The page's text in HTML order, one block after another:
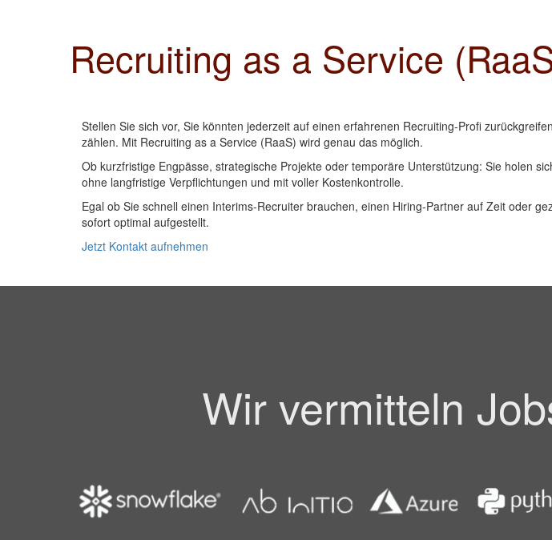
Recruiting as a Service
Stellen Sie sich vor, Sie könnten jederzeit auf einen erfahrenen Recruiting-Profi
zählen. Mit Recruiting as a Service (RaaS) wird genau das möglich.
Ob kurzfristige Engpässe, strategische Projekte oder temporäre Unterstützung: Sie holen
ohne langfristige Verpflichtungen und mit voller Kostenkontrolle.
Egal ob Sie schnell einen Interims-Recruiter brauchen, einen Hiring-Partner auf Zeit oder
sofort optimal aufgestellt.
Jetzt Kontakt aufnehmen
Wir vermitteln